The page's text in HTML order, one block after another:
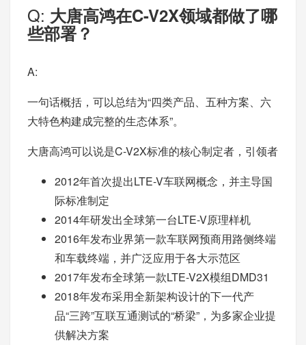
Q: 大唐高鸿在C-V2X领域都做了哪
些部署？
A:
一句话概括，可以总结为“四类产品、五种方案、六
大特色构建成完整的生态体系”。
大唐高鸿可以说是C-V2X标准的核心制定者，引领者
2012年首次提出LTE-V车联网概念，并主导国
际标准制定
2014年研发出全球第一台LTE-V原理样机
2016年发布业界第一款车联网预商用路侧终端
和车载终端，并广泛应用于各大示范区
2017年发布全球第一款LTE-V2X模组DMD31
2018年发布采用全新架构设计的下一代产
品“三跨”互联互通测试的“桥梁”，为多家企业提
供解决方案